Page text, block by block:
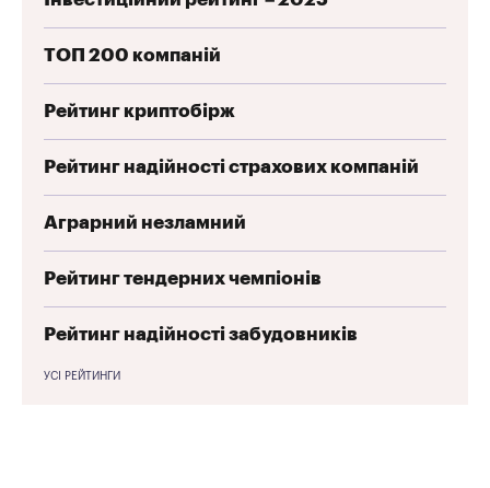
ТОП 200 компаній
Рейтинг криптобірж
Рейтинг надійності страхових компаній
Аграрний незламний
Рейтинг тендерних чемпіонів
Рейтинг надійності забудовників
УСІ РЕЙТИНГИ